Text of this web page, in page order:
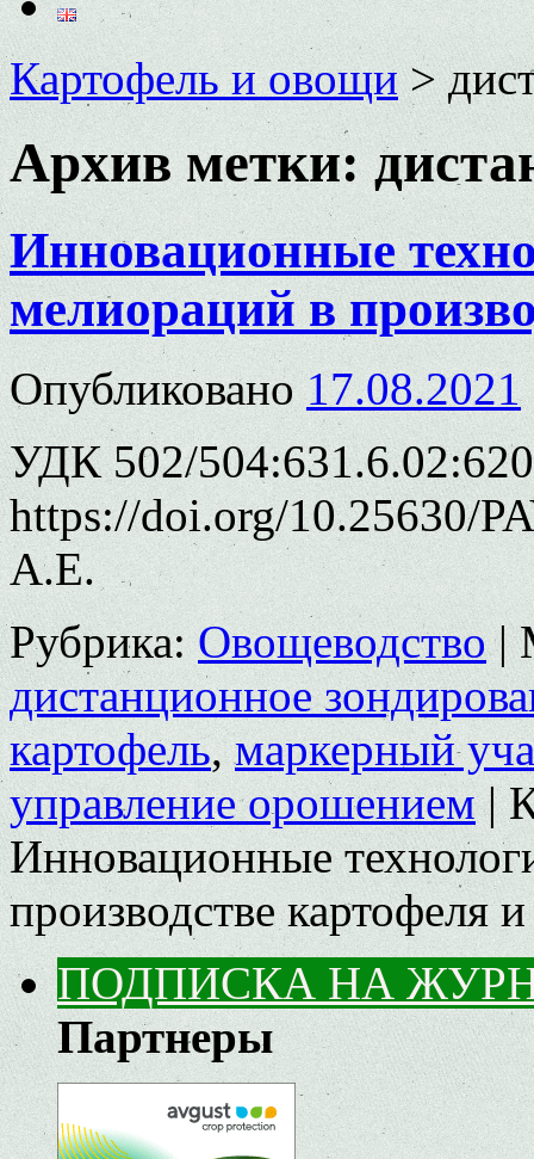
Картофель и овощи>
Архив метки:
Инновационные
мелиораций в
Опубликовано 17.08.2021
УДК 502/
https://doi.org/10.25630/
А.Е.
Рубрика: Овощеводство |
дистанционное
картофель,маркерный
управление орошением |
Инновационные
производстве картофеля
ПОДПИСКА НА
Партнеры